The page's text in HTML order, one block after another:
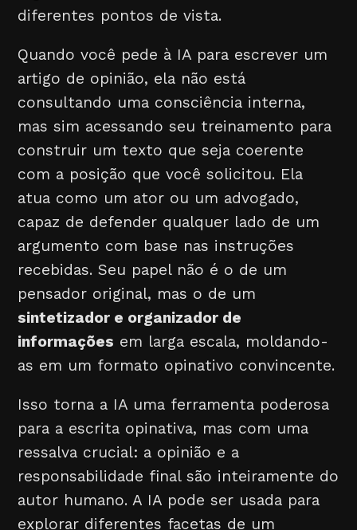
diferentes pontos de vista.
Quando você pede à IA para escrever um
artigo de opinião, ela não está
consultando uma consciência interna,
mas sim acessando seu treinamento para
construir um texto que seja coerente
com a posição que você solicitou. Ela
atua como um ator ou um advogado,
capaz de defender qualquer lado de um
argumento com base nas instruções
recebidas. Seu papel não é o de um
pensador original, mas o de um
sintetizador e organizador de
informações em larga escala, moldando-
as em um formato opinativo convincente.
Isso torna a IA uma ferramenta poderosa
para a escrita opinativa, mas com uma
ressalva crucial: a opinião e a
responsabilidade final são inteiramente do
autor humano. A IA pode ser usada para
explorar diferentes facetas de um